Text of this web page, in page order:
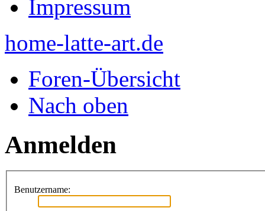
Impressum
home-latte-art.de
Foren-Übersicht
Nach oben
Anmelden
Benutzername: